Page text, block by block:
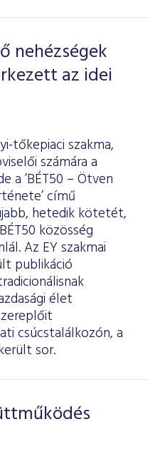
nehézségek
az idei
tőkepiaci szakma,
számára a
a ’BÉT50 – Ötven
című
hetedik kötetét,
közösség
Az EY szakmai
publikáció
élet
csúcstalálkozón, a
sor.